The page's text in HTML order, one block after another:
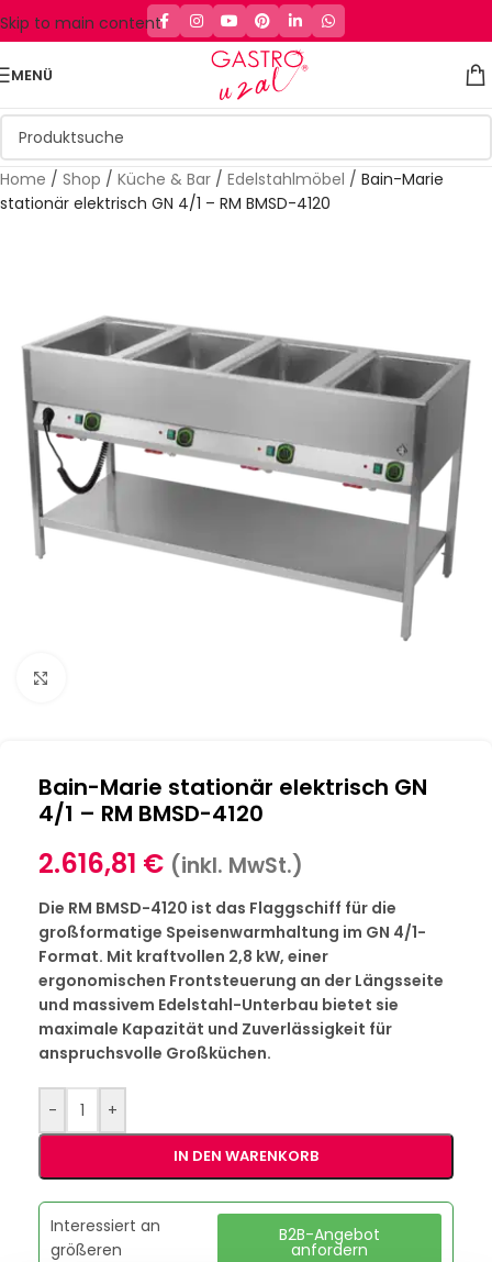
Skip to main content
MENÜ
Home / Shop / Küche & Bar / Edelstahlmöbel / Bain-Marie
stationär elektrisch GN 4/1 – RM BMSD-4120
Bain-Marie stationär elektrisch GN
4/1 – RM BMSD-4120
2.616,81 € (inkl. MwSt.)
Die RM BMSD-4120 ist das Flaggschiff für die
großformatige Speisenwarmhaltung im GN 4/1-
Format. Mit kraftvollen 2,8 kW, einer
ergonomischen Frontsteuerung an der Längsseite
und massivem Edelstahl-Unterbau bietet sie
maximale Kapazität und Zuverlässigkeit für
anspruchsvolle Großküchen.
- +
IN DEN WARENKORB
Interessiert an
größeren
B2B-Angebot
anfordern